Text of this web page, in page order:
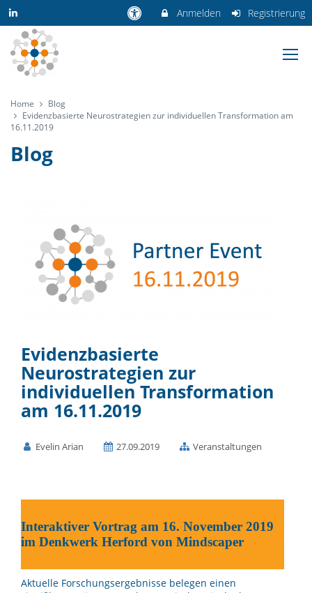
Anmelden Registrierung
Home
Blog
Evidenzbasierte Neurostrategien zur individuellen Transformation am
16.11.2019
Blog
Evidenzbasierte
Neurostrategien zur
individuellen Transformation
am 16.11.2019
Evelin Arian 27.09.2019 Veranstaltungen
Interaktiver Vortrag am 16. November 2019
im Denkwerk Herford von Mindscaper
Aktuelle Forschungsergebnisse belegen einen